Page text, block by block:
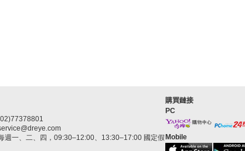
週一、二、四，09:30–12:00、13:30–17:00 國定假
購買鏈接
PC
Mobile